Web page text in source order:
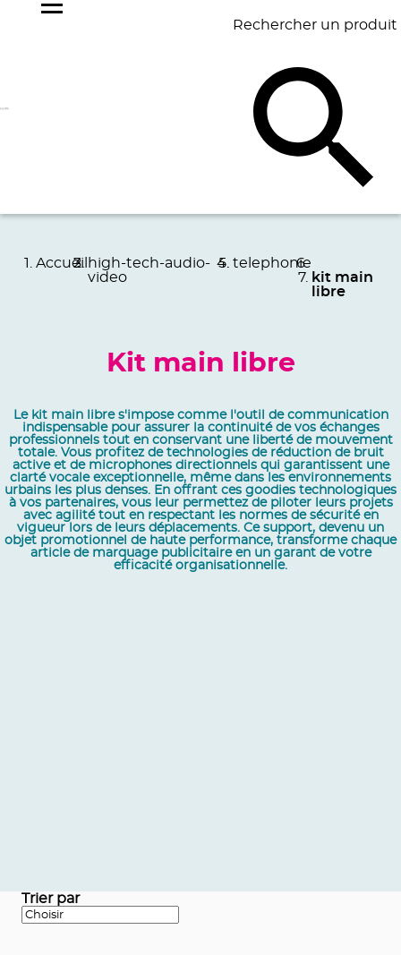
Rechercher un produit
BAGAGERIE BUREAU
Accueil high-tech-audio-
video
telephonie
kit main
libre
Kit main libre
Le kit main libre s'impose comme l'outil de communication
indispensable pour assurer la continuité de vos échanges
professionnels tout en conservant une liberté de mouvement
totale. Vous profitez de technologies de réduction de bruit
active et de microphones directionnels qui garantissent une
clarté vocale exceptionnelle, même dans les environnements
urbains les plus denses. En offrant ces goodies technologiques
à vos partenaires, vous leur permettez de piloter leurs projets
avec agilité tout en respectant les normes de sécurité en
vigueur lors de leurs déplacements. Ce support, devenu un
objet promotionnel de haute performance, transforme chaque
article de marquage publicitaire en un garant de votre
efficacité organisationnelle.
Trier par